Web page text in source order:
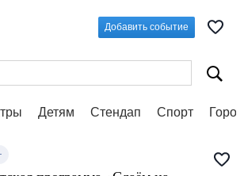
Добавить событие
Детям Стендап Спорт